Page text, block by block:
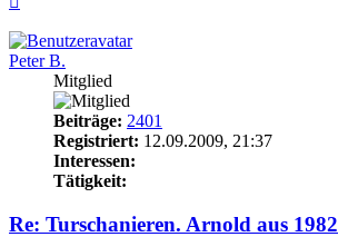
Peter B.
Mitglied
Beiträge: 2401
Registriert: 12.09.2009, 21:37
Interessen:
Tätigkeit:
Re: Turschanieren. Arnold aus 1982